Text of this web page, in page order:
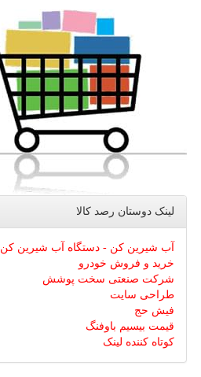
لینک دوستان رصد كالا
آب شیرین کن - دستگاه آب شیرین کن
خرید و فروش خودرو
شرکت صنعتی سخت پوشش
طراحی سایت
فیش حج
قیمت بیسیم باوفنگ
کوتاه کننده لینک